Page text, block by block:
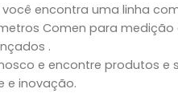
você encontra uma linha
Comen para medição
.
e encontre produtos e
e inovação.